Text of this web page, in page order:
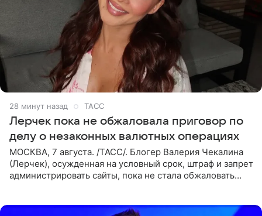
28 минут назад ТАСС
Лерчек пока не обжаловала приговор по
делу о незаконных валютных операциях
МОСКВА, 7 августа. /ТАСС/. Блогер Валерия Чекалина
(Лерчек), осужденная на условный срок, штраф и запрет
администрировать сайты, пока не стала обжаловать